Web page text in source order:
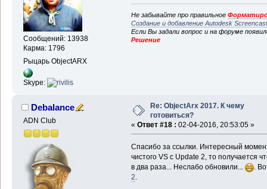
Сообщений: 13938
Карма: 1796
Рыцарь ObjectARX
Skype:
Не забывайте про правильное
Создание и добавление Autodesk
Если Вы задали вопрос и на форуме
Решение
Debalance
ADN Club
Re: ObjectArx 2017. К чему
готовиться?
« Ответ #18 : 02-04-2016, 20:53:05 »
Спасибо за ссылки. Интересный
чистого VS с Update 2, то получается
в два раза... Неслабо обновили...
.
2